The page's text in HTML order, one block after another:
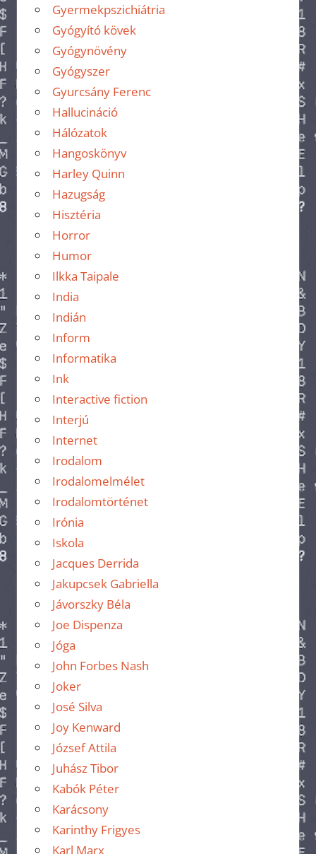
Gyermekpszichiátria
Gyógyító kövek
Gyógynövény
Gyógyszer
Gyurcsány Ferenc
Hallucináció
Hálózatok
Hangoskönyv
Harley Quinn
Hazugság
Hisztéria
Horror
Humor
Ilkka Taipale
India
Indián
Inform
Informatika
Ink
Interactive fiction
Interjú
Internet
Irodalom
Irodalomelmélet
Irodalomtörténet
Irónia
Iskola
Jacques Derrida
Jakupcsek Gabriella
Jávorszky Béla
Joe Dispenza
Jóga
John Forbes Nash
Joker
José Silva
Joy Kenward
József Attila
Juhász Tibor
Kabók Péter
Karácsony
Karinthy Frigyes
Karl Marx